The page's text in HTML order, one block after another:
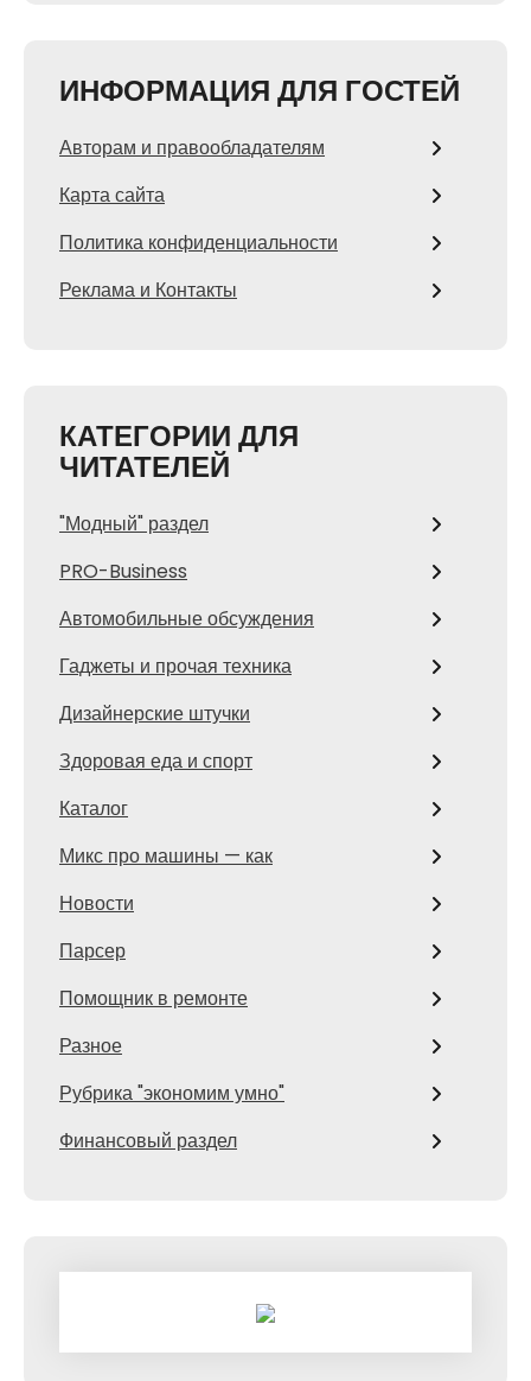
ИНФОРМАЦИЯ ДЛЯ ГОСТЕЙ
Авторам и правообладателям
Карта сайта
Политика конфиденциальности
Реклама и Контакты
КАТЕГОРИИ ДЛЯ
ЧИТАТЕЛЕЙ
"Модный" раздел
PRO-Business
Автомобильные обсуждения
Гаджеты и прочая техника
Дизайнерские штучки
Здоровая еда и спорт
Каталог
Микс про машины — как
Новости
Парсер
Помощник в ремонте
Разное
Рубрика "экономим умно"
Финансовый раздел